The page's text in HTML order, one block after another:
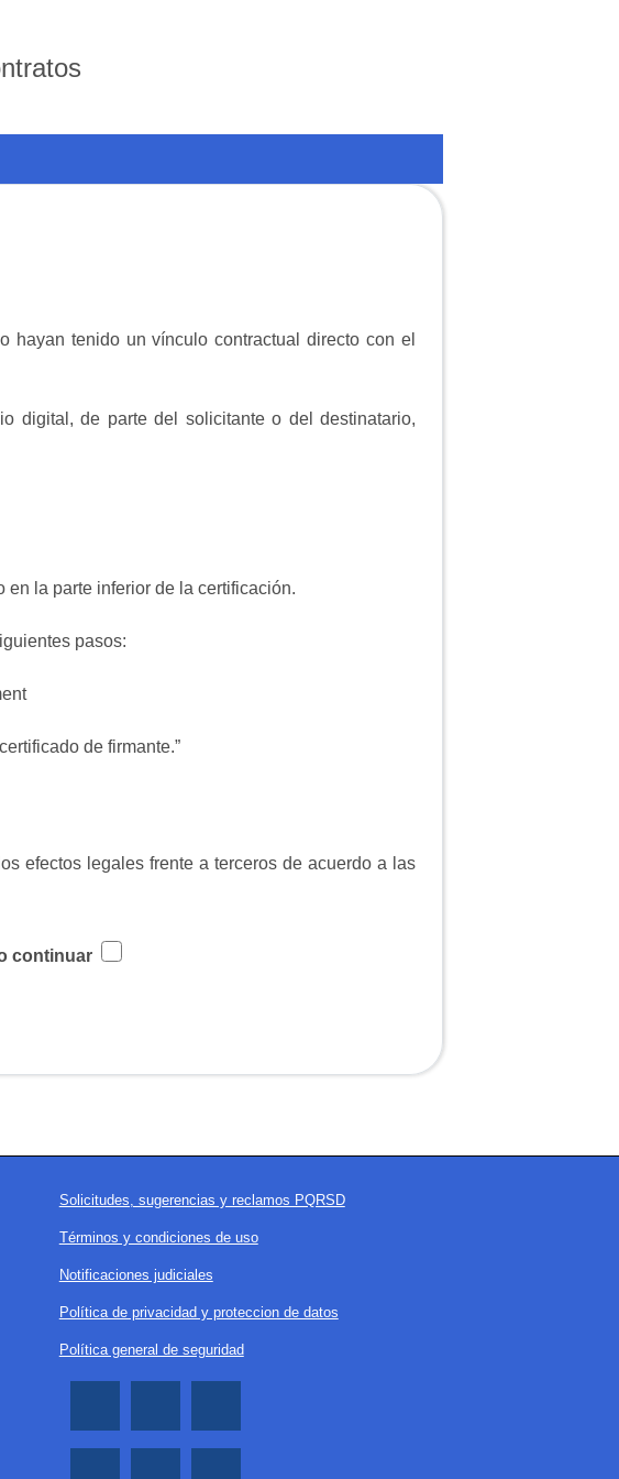
hayan tenido un vínculo contractual directo con el
digital, de parte del solicitante o del destinatario,
la parte inferior de la certificación.
pasos:
de firmante.”
efectos legales frente a terceros de acuerdo a las
continuar
Solicitudes, sugerencias y reclamos PQRSD
Términos y condiciones de uso
Notificaciones judiciales
Política de privacidad y proteccion de datos
Política general de seguridad